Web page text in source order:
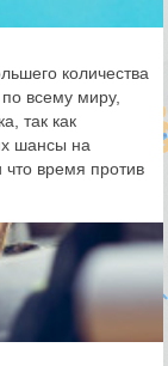
количества
всему миру,
так как
шансы на
что время против